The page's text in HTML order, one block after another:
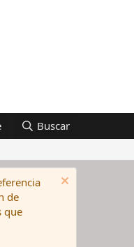
Buscar
de
que